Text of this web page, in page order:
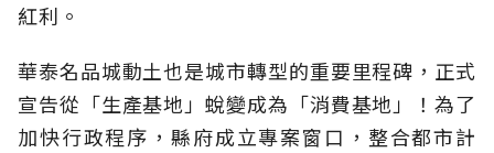
紅利。
華泰名品城動土也是城市轉型的重要里程碑，正式
宣告從「生產基地」蛻變成為「消費基地」！為了
加快行政程序，縣府成立專案窗口，整合都市計